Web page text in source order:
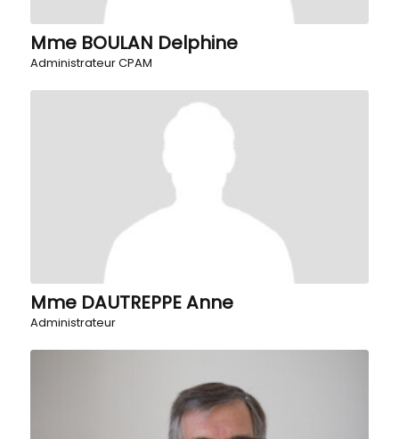
Mme BOULAN Delphine
Administrateur CPAM
Mme DAUTREPPE Anne
Administrateur